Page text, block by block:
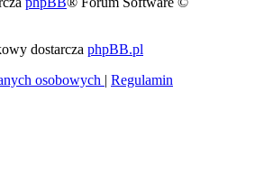
dostarcza phpBB.pl
osobowych | Regulamin